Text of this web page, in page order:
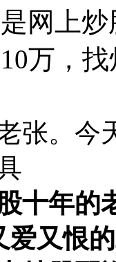
网上
万，
张。今
十年
又恨